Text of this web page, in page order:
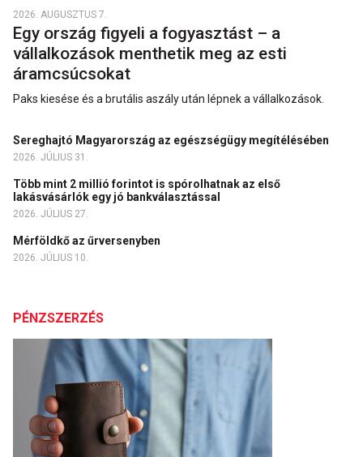
2026. AUGUSZTUS 7.
Egy ország figyeli a fogyasztást – a
vállalkozások menthetik meg az esti
áramcsúcsokat
Paks kiesése és a brutális aszály után lépnek a vállalkozások.
Sereghajtó Magyarország az egészségügy megítélésében
2026. JÚLIUS 31.
Több mint 2 millió forintot is spórolhatnak az első
lakásvásárlók egy jó bankválasztással
2026. JÚLIUS 27.
Mérföldkő az űrversenyben
2026. JÚLIUS 10.
PÉNZSZERZÉS